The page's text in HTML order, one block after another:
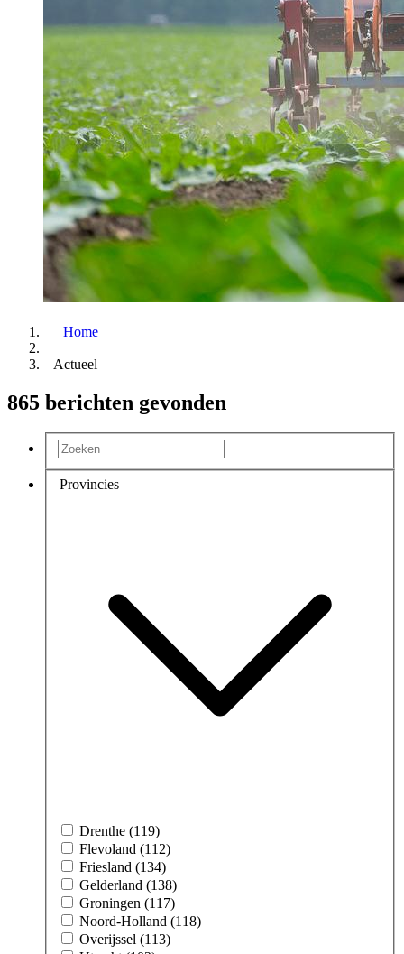
Home
Actueel
865 berichten gevonden
Provincies
Drenthe (119)
Flevoland (112)
Friesland (134)
Gelderland (138)
Groningen (117)
Noord-Holland (118)
Overijssel (113)